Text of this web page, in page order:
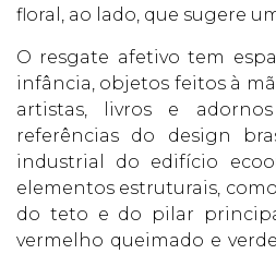
floral, ao lado, que sugere
O resgate afetivo tem
infância, objetos feitos à
artistas, livros e
referências do design
industrial do edifício
elementos estruturais,
do teto e do pilar
vermelho queimado e